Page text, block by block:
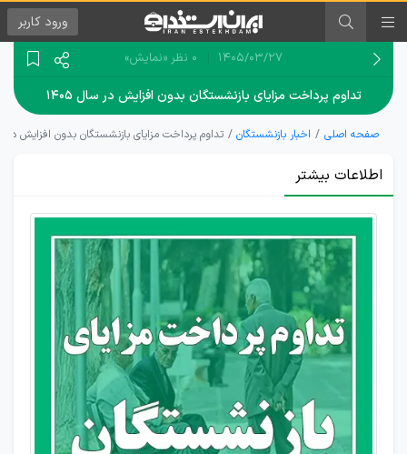
ورود کاربر
۱۴۰۵/۰۳/۲۷ 0 نظر «نمایش»
تداوم پرداخت مزایای بازنشستگان بدون افزایش در سال ۱۴۰۵
صفحه اصلی اخبار بازنشستگان تداوم پرداخت مزایای بازنشستگان بدون افزایش در سال
اطلاعات بیشتر
تکذیب
حذف کمک
هزینه‌های
مسکن و
معیشت
بازنشستگان